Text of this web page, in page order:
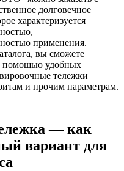
долговечное
характеризуется
применения.
вы сможете
помощью удобных
тележки
и прочим параметрам.
— как
вариант для